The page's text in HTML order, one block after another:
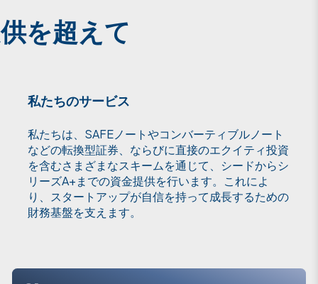
を超えて
私たちのサービス
私たちは、SAFEノートやコンバーティブルノート
などの転換型証券、ならびに直接のエクイティ投資
を含むさまざまなスキームを通じて、シードからシ
リーズA+までの資金提供を行います。これによ
り、スタートアップが自信を持って成長するための
財務基盤を支えます。